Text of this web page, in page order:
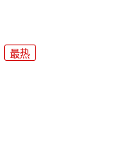
最热